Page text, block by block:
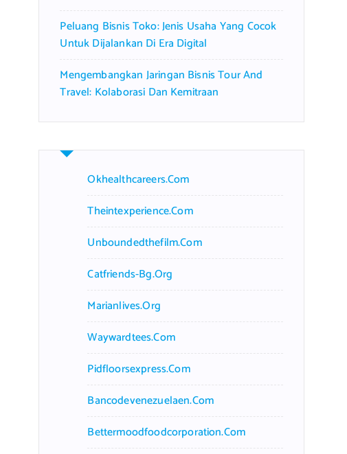
Peluang Bisnis Toko: Jenis Usaha Yang Cocok
Untuk Dijalankan Di Era Digital
Mengembangkan Jaringan Bisnis Tour And
Travel: Kolaborasi Dan Kemitraan
Okhealthcareers.com
Theintexperience.com
Unboundedthefilm.com
Catfriends-Bg.org
Marianlives.org
Waywardtees.com
Pidfloorsexpress.com
Bancodevenezuelaen.com
Bettermoodfoodcorporation.com